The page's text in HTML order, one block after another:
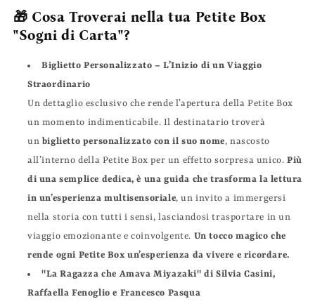
🎁 Cosa Troverai nella tua Petite Box
"Sogni di Carta"?
Biglietto Personalizzato – L’Inizio di un Viaggio
Straordinario
Un dettaglio esclusivo che rende l’apertura della Petite Box
un momento indimenticabile. Il destinatario troverà
un biglietto personalizzato con il suo nome, nascosto
all’interno della Petite Box per un effetto sorpresa unico.Più
di una semplice dedica, è una guida che trasforma la lettura
in un’esperienza multisensoriale, un invito a immergersi
nella storia con tutti i sensi, lasciandosi trasportare in un
viaggio emozionante e coinvolgente. Un tocco magico che
rende ogni Petite Box un’esperienza da vivere e ricordare.
"La Ragazza che Amava Miyazaki" di Silvia Casini,
Raffaella Fenoglio e Francesco Pasqua